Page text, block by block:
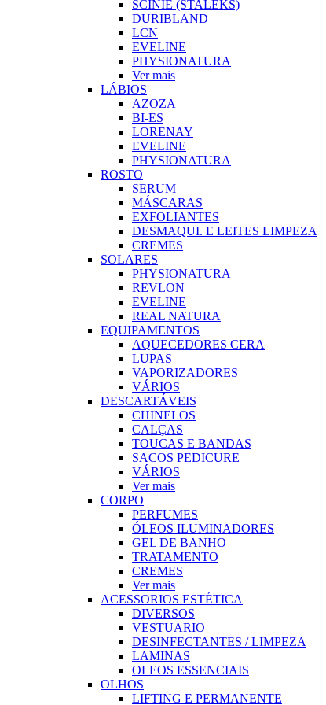
SCINIE (STALEKS)
DURIBLAND
LCN
EVELINE
PHYSIONATURA
Ver mais
LÁBIOS
AZOZA
BI-ES
LORENAY
EVELINE
PHYSIONATURA
ROSTO
SERUM
MÁSCARAS
EXFOLIANTES
DESMAQUI. E LEITES LIMPEZA
CREMES
SOLARES
PHYSIONATURA
REVLON
EVELINE
REAL NATURA
EQUIPAMENTOS
AQUECEDORES CERA
LUPAS
VAPORIZADORES
VÁRIOS
DESCARTÁVEIS
CHINELOS
CALÇAS
TOUCAS E BANDAS
SACOS PEDICURE
VÁRIOS
Ver mais
CORPO
PERFUMES
ÓLEOS ILUMINADORES
GEL DE BANHO
TRATAMENTO
CREMES
Ver mais
ACESSORIOS ESTÉTICA
DIVERSOS
VESTUARIO
DESINFECTANTES / LIMPEZA
LAMINAS
OLEOS ESSENCIAIS
OLHOS
LIFTING E PERMANENTE